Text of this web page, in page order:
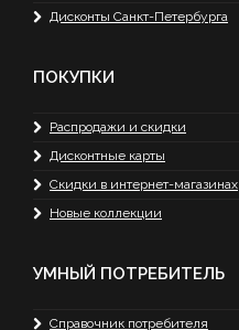
Дисконты Санкт-Петербурга
ПОКУПКИ
Распродажи и скидки
Дисконтные карты
Скидки в интернет-магазинах
Новые коллекции
УМНЫЙ ПОТРЕБИТЕЛЬ
Справочник потребителя